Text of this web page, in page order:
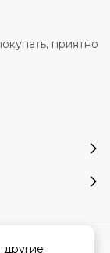
приятно
другие